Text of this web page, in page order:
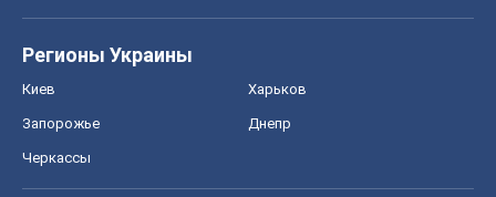
Регионы Украины
Киев Харьков
Запорожье Днепр
Черкассы